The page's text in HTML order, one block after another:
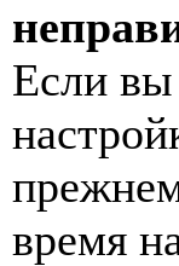
Если вы
время